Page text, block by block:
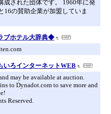
成された団体です。 1960年に発
16の賛助企業が加盟していま
ブホテル大辞典◆
いろインターネットWEB
may be available at auction.
to Dynadot.com to save more and
Reserved.